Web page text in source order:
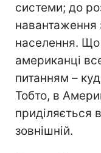
системи; до
навантаження
населення. Що
американці
питанням –
Тобто, в
приділяється
зовнішній.